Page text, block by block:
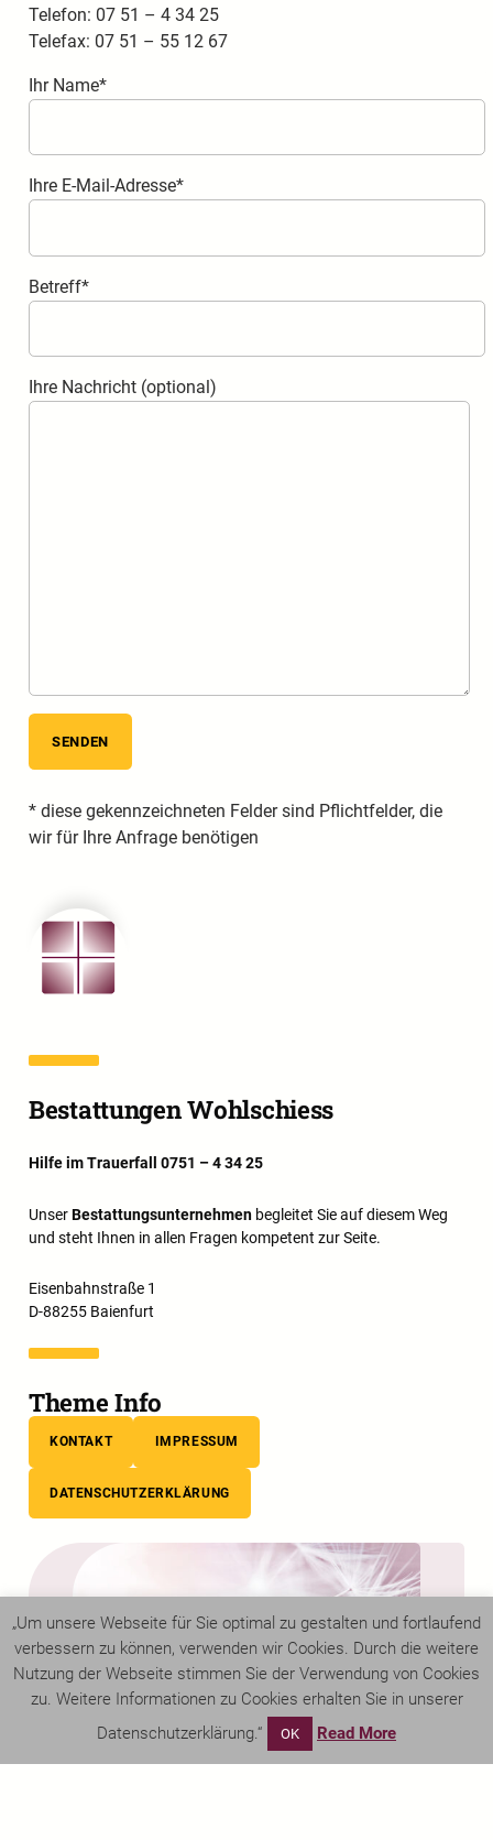
Telefon: 07 51 – 4 34 25
Telefax: 07 51 – 55 12 67
Ihr Name*
Ihre E-Mail-Adresse*
Betreff*
Ihre Nachricht (optional)
* diese gekennzeichneten Felder sind Pflichtfelder, die
wir für Ihre Anfrage benötigen
Bestattungen Wohlschiess
Hilfe im Trauerfall 0751 – 4 34 25
UnserBestattungsunternehmenbegleitet Sie auf diesem Weg
und steht Ihnen in allen Fragen kompetent zur Seite.
Eisenbahnstraße 1
D-88255 Baienfurt
Theme Info
KONTAKT IMPRESSUM
DATENSCHUTZERKLÄRUNG
„Um unsere Webseite für Sie optimal zu gestalten und fortlaufend
verbessern zu können, verwenden wir Cookies. Durch die weitere
Nutzung der Webseite stimmen Sie der Verwendung von Cookies
zu. Weitere Informationen zu Cookies erhalten Sie in unserer
Datenschutzerklärung.“
OK Read More